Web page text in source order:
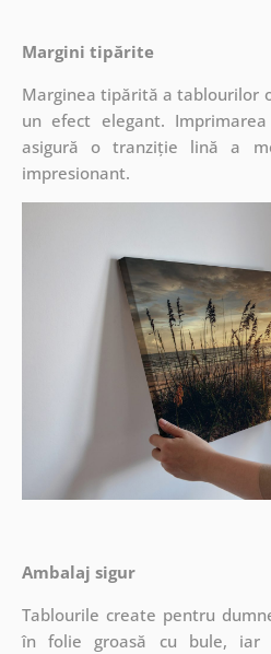
Margini tipărite
Marginea tipărită a tablourilor
un efect elegant.
asigură o tranziție lină a
impresionant.
Ambalaj sigur
Tablourile create pentru
în folie groasă cu bule, iar